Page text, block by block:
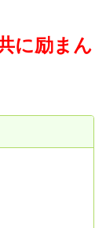
に励まん